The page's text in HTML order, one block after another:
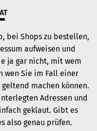
bei Shops zu bestellen,
aufweisen und
ja gar nicht, mit wem
wen Sie im Fall einer
machen können.
Adressen und
geklaut. Gibt es
also genau prüfen.